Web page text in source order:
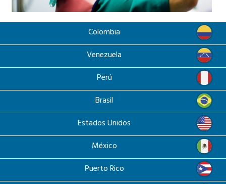
Colombia
Venezuela
Perú
Brasil
Estados Unidos
México
Puerto Rico